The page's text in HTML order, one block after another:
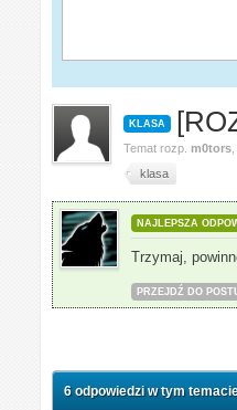
KLASA
Temat rozp.m0tors
klasa
NAJLEPSZA
Trzymaj,
PRZEJDŹ DO
6 odpowiedzi w tym